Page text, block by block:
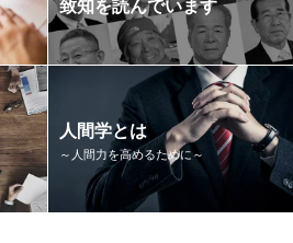
人間学とは
～人間力を高めるために～